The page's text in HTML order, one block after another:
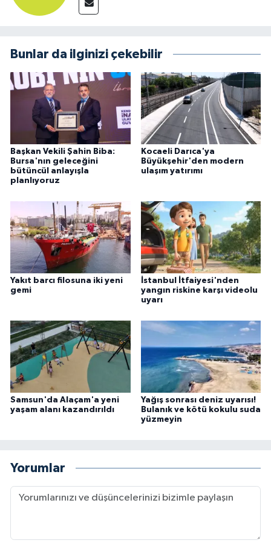
Bunlar da ilginizi çekebilir
Başkan Vekili Şahin Biba:
Bursa'nın geleceğini
bütüncül anlayışla
planlıyoruz
Kocaeli Darıca'ya
Büyükşehir'den modern
ulaşım yatırımı
Yakıt barcı filosuna iki yeni
gemi
İstanbul İtfaiyesi'nden
yangın riskine karşı videolu
uyarı
Samsun'da Alaçam'a yeni
yaşam alanı kazandırıldı
Yağış sonrası deniz uyarısı!
Bulanık ve kötü kokulu suda
yüzmeyin
Yorumlar